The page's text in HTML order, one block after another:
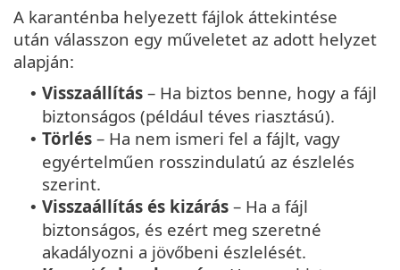
A karanténba helyezett fájlok áttekintése
után válasszon egy műveletet az adott helyzet
alapján:
• Visszaállítás – Ha biztos benne, hogy a fájl
biztonságos (például téves riasztású).
• Törlés – Ha nem ismeri fel a fájlt, vagy
egyértelműen rosszindulatú az észlelés
szerint.
• Visszaállítás és kizárás – Ha a fájl
biztonságos, és ezért meg szeretné
akadályozni a jövőbeni észlelését.